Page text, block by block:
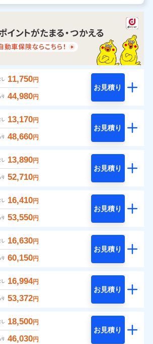
11,750円
44,980円
お見積り
13,170円
48,660円
お見積り
13,890円
52,710円
お見積り
16,410円
53,550円
お見積り
16,630円
60,150円
お見積り
16,994円
53,372円
お見積り
18,500円
46,030円
お見積り